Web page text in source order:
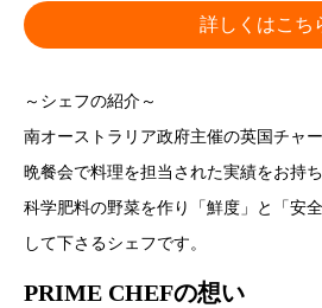
詳しくはこち
～シェフの紹介～
南オーストラリア政府主催の英国チャ
晩餐会で料理を担当された実績をお持
科学肥料の野菜を作り「鮮度」と「安
して下さるシェフです。
PRIME CHEFの想い